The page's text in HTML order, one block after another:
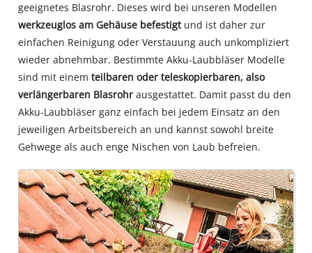
geeignetes Blasrohr. Dieses wird bei unseren Modellen
werkzeuglos am Gehäuse befestigtund ist daher zur
einfachen Reinigung oder Verstauung auch unkompliziert
wieder abnehmbar. Bestimmte Akku‐Laubbläser Modelle
sind mit einemteilbaren oder teleskopierbaren, also
verlängerbaren Blasrohr ausgestattet. Damit passt du den
Akku‐Laubbläser ganz einfach bei jedem Einsatz an den
jeweiligen Arbeitsbereich an und kannst sowohl breite
Gehwege als auch enge Nischen von Laub befreien.